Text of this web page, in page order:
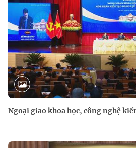
Ngoại giao khoa học, công nghệ